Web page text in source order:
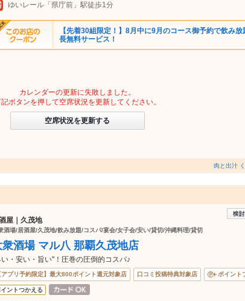
ゆいレール「県庁前」駅徒歩1分
【先着30組限定！】8月中に9月のコース御予約で飲み
長無料サービス！
カレンダーの更新に失敗しました。
ボタンを押して空席状況を更新してください。
空席状況を更新する
肉と出汁
屋｜久茂地
酒場/居酒屋/久茂地/飲み放題/コスパ/宴会/女子会/安い/貸切/沖縄料理/貸切
衆酒場 マル八 那覇久茂地店
・安い・旨い"！圧巻の圧倒的コスパ♪
アプリ予約限定】最大800ポイント還元対象店 口コミ投稿特典対象店 ポイント
イントつかえる